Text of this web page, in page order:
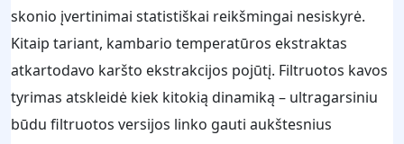
skonio įvertinimai statistiškai reikšmingai nesiskyrė.
Kitaip tariant, kambario temperatūros ekstraktas
atkartodavo karšto ekstrakcijos pojūtį. Filtruotos kavos
tyrimas atskleidė kiek kitokią dinamiką – ultragarsiniu
būdu filtruotos versijos linko gauti aukštesnius